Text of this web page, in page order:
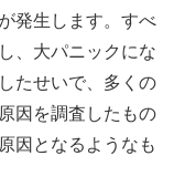
発生します。すべ
、大パニックにな
たせいで、多くの
因を調査したもの
因となるようなも